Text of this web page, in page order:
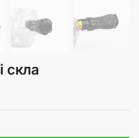
скла